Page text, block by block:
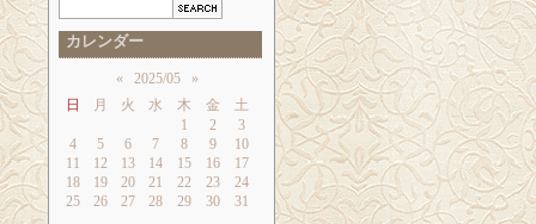
カレンダー
« 2025/05
»
日
月 火 水 木 金
土
1
2
3
4
5 6 7 8 9
10
11
12 13 14 15 16
17
18
19 20 21 22 23
24
25
26 27 28 29 30 31